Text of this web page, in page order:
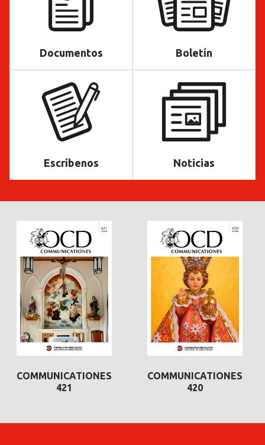
Documentos Boletín
Escríbenos Noticias
COMMUNICATIONES
421
COMMUNICATIONES
420